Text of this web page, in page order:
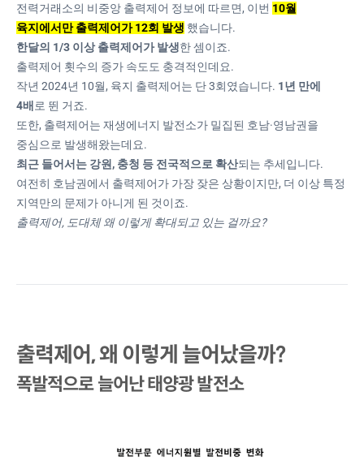
전력거래소의 비중앙 출력제어 정보에 따르면, 이번 10월
육지에서만 출력제어가 12회 발생 했습니다.
한달의 1/3 이상 출력제어가 발생한 셈이죠.
출력제어 횟수의 증가 속도도 충격적인데요.
작년 2024년 10월, 육지 출력제어는 단 3회였습니다. 1년 만에
4배 로 뛴 거죠.
또한, 출력제어는 재생에너지 발전소가 밀집된 호남·영남권을
중심으로 발생해왔는데요.
최근 들어서는 강원, 충청 등 전국적으로 확산되는 추세입니다.
여전히 호남권에서 출력제어가 가장 잦은 상황이지만, 더 이상 특정
지역만의 문제가 아니게 된 것이죠.
출력제어, 도대체 왜 이렇게 확대되고 있는 걸까요?
출력제어, 왜 이렇게 늘어났을까?
폭발적으로 늘어난 태양광 발전소